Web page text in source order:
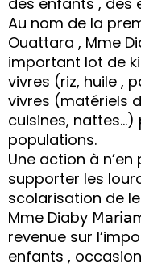
Au nom de la
Ouattara , Mme
important lot de
vivres (riz, huile ,
vivres (matériels
cuisines,
populations.
Une action à
supporter les
scolarisation de
Mme Diaby
revenue sur
enfants ,